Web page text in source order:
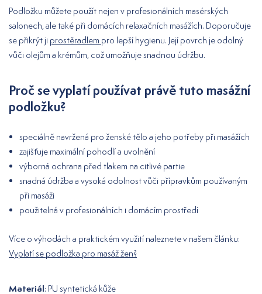
Podložku můžete použít nejen v profesionálních masérských
salonech, ale také při domácích relaxačních masážích. Doporučuje
se přikrýt ji prostěradlem pro lepší hygienu. Její povrch je odolný
vůči olejům a krémům, což umožňuje snadnou údržbu.
Proč se vyplatí používat právě tuto masážní
podložku?
speciálně navržená pro ženské tělo a jeho potřeby při masážích
zajišťuje maximální pohodlí a uvolnění
výborná ochrana před tlakem na citlivé partie
snadná údržba a vysoká odolnost vůči přípravkům používaným
při masáži
použitelná v profesionálních i domácím prostředí
Více o výhodách a praktickém využití naleznete v našem článku:
Vyplatí se podložka pro masáž žen?
Materiál: PU syntetická kůže